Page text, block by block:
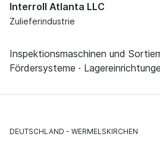
Interroll Atlanta LLC
Zulieferindustrie
Inspektionsmaschinen und
Fördersysteme ·
DEUTSCHLAND WERMELSKIRCHEN